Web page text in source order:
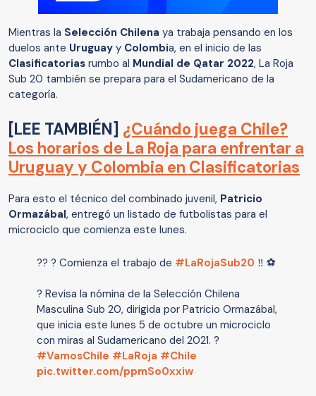
Mientras la Selección Chilena ya trabaja pensando en los
duelos ante Uruguay y Colombia, en el inicio de las
Clasificatorias rumbo al Mundial de Qatar 2022, La Roja
Sub 20 también se prepara para el Sudamericano de la
categoría.
[LEE TAMBIÉN] ¿Cuándo juega Chile?
Los horarios de La Roja para enfrentar a
Uruguay y Colombia en Clasificatorias
Para esto el técnico del combinado juvenil, Patricio
Ormazábal, entregó un listado de futbolistas para el
microciclo que comienza este lunes.
?? ? Comienza el trabajo de #LaRojaSub20 ‼ ⚽
? Revisa la nómina de la Selección Chilena
Masculina Sub 20, dirigida por Patricio Ormazábal,
que inicia este lunes 5 de octubre un microciclo
con miras al Sudamericano del 2021. ?
#VamosChile #LaRoja #Chile
pic.twitter.com/ppmSo0xxiw